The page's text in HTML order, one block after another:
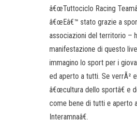
â€œTuttociclo Racing
â€œEâ€™ stato grazie a
associazioni del territorio –
manifestazione di questo
immagino lo sport per i
ed aperto a tutti. Se verrÃ²
â€œcultura dello sportâ€ e
come bene di tutti e aperto
Interamnaâ€.